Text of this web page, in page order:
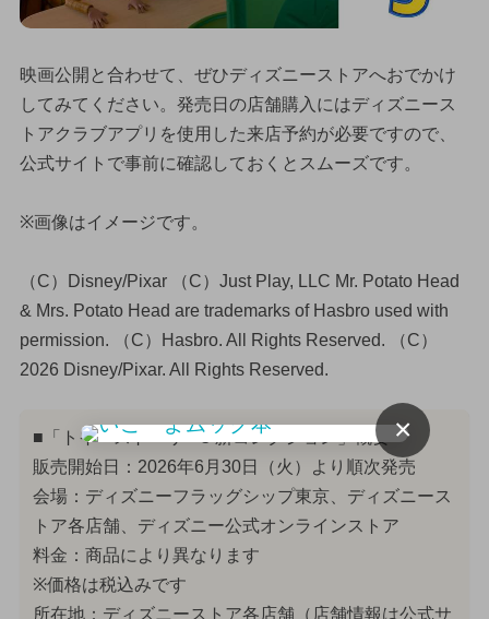
映画公開と合わせて、ぜひディズニーストアへおでかけ
してみてください。発売日の店舗購入にはディズニース
トアクラブアプリを使用した来店予約が必要ですので、
公式サイトで事前に確認しておくとスムーズです。
※画像はイメージです。
（C）Disney/Pixar （C）Just Play, LLC Mr. Potato Head
& Mrs. Potato Head are trademarks of Hasbro used with
permission. （C）Hasbro. All Rights Reserved. （C）
2026 Disney/Pixar. All Rights Reserved.
■「トイ・ストーリー5 新コレクション」概要
販売開始日：2026年6月30日（火）より順次発売
会場：ディズニーフラッグシップ東京、ディズニース
トア各店舗、ディズニー公式オンラインストア
料金：商品により異なります
※価格は税込みです
所在地：ディズニーストア各店舗（店舗情報は公式サ
×